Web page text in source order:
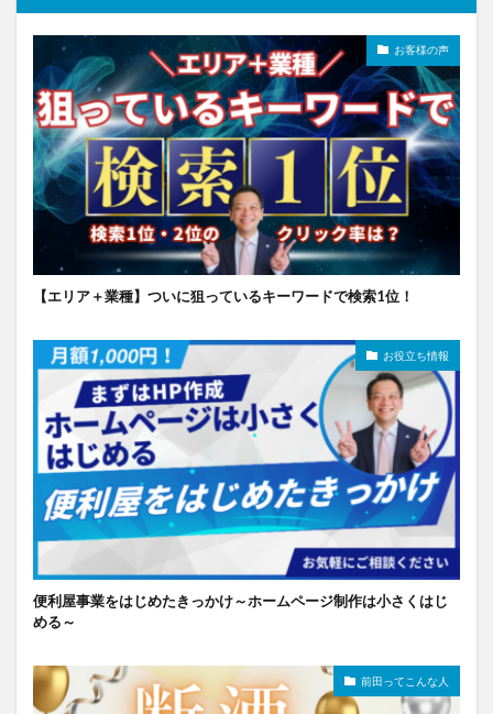
お客様の声
【エリア＋業種】ついに狙っているキーワードで検索1位！
お役立ち情報
便利屋事業をはじめたきっかけ～ホームページ制作は小さくはじ
める～
前田ってこんな人